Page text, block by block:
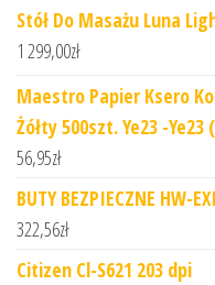
Stół Do Masażu Luna
1 299,00zł
Maestro Papier Ksero
Żółty 500szt. Ye23 -Ye23
56,95zł
BUTY BEZPIECZNE HW-
322,56zł
Citizen Cl-S621 203 dpi